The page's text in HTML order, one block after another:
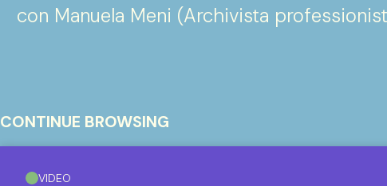
con Manuela Meni (Archivista
CONTINUE BROWSING
VIDEO